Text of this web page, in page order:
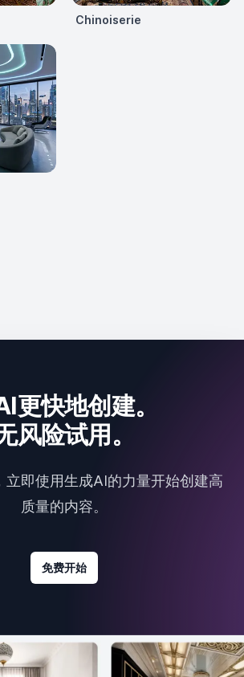
Chinoiserie
更快地创建。
风险试用。
立即使用生成AI的力量开始创建高
质量的内容。
免费开始